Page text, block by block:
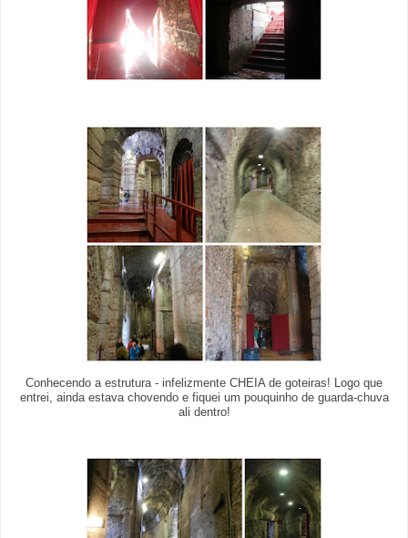
Conhecendo a estrutura - infelizmente CHEIA de goteiras! Logo que
entrei, ainda estava chovendo e fiquei um pouquinho de guarda-chuva
ali dentro!